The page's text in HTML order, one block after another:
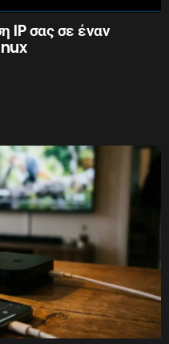
IP σας σε έναν